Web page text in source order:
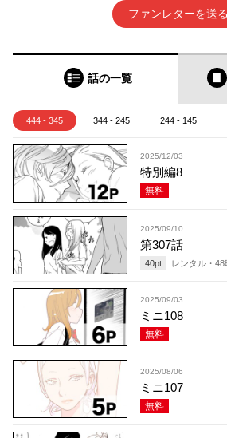
ファンレターを送る
話の一覧
444 - 345 344 - 245 244 - 145
2025/12/03
特別編8
無料
2025/09/10
第307話
40pt レンタル・ 48
2025/09/03
ミニ108
無料
2025/08/06
ミニ107
無料